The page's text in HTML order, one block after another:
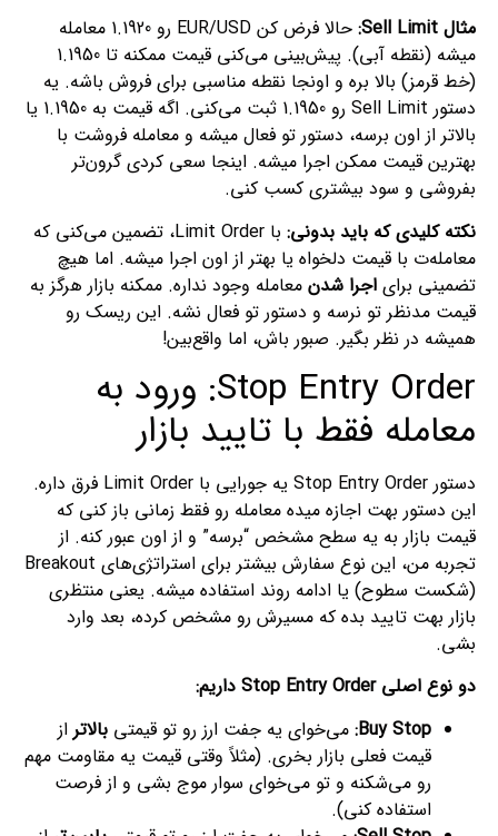
مثال Sell Limit:
حالا فرض کن EUR/USD رو 1.1920 معامله
میشه (نقطه آبی). پیش‌بینی می‌کنی قیمت ممکنه تا 1.1950
(خط قرمز) بالا بره و اونجا نقطه مناسبی برای فروش باشه. یه
دستور Sell Limit رو 1.1950 ثبت می‌کنی. اگه قیمت به 1.1950 یا
بالاتر از اون برسه، دستور تو فعال میشه و معامله فروشت با
بهترین قیمت ممکن اجرا میشه. اینجا سعی کردی گرون‌تر
بفروشی و سود بیشتری کسب کنی.
نکته کلیدی که باید بدونی:
با Limit Order، تضمین می‌کنی که
معامله‌ت با قیمت دلخواه یا بهتر از اون اجرا میشه. اما هیچ
تضمینی برای اجرا شدن معامله وجود نداره. ممکنه بازار هرگز به
قیمت مدنظر تو نرسه و دستور تو فعال نشه. این ریسک رو
همیشه در نظر بگیر. صبور باش، اما واقع‌بین!
Stop Entry Order: ورود به
معامله فقط با تایید بازار
دستور Stop Entry Order یه جورایی با Limit Order فرق داره.
این دستور بهت اجازه میده معامله رو فقط زمانی باز کنی که
قیمت بازار به یه سطح مشخص “برسه” و از اون عبور کنه. از
تجربه من، این نوع سفارش بیشتر برای استراتژی‌های Breakout
(شکست سطوح) یا ادامه روند استفاده میشه. یعنی منتظری
بازار بهت تایید بده که مسیرش رو مشخص کرده، بعد وارد
بشی.
دو نوع اصلی Stop Entry Order داریم:
Buy Stop: می‌خوای یه جفت ارز رو تو قیمتی بالاتر از
قیمت فعلی بازار بخری. (مثلاً وقتی قیمت یه مقاومت مهم
رو می‌شکنه و تو می‌خوای سوار موج بشی و از فرصت
استفاده کنی).